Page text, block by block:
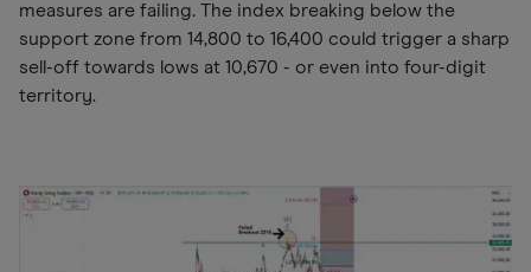
measures are failing. The index breaking below the
support zone from 14,800 to 16,400 could trigger a sharp
sell-off towards lows at 10,670 - or even into four-digit
territory.